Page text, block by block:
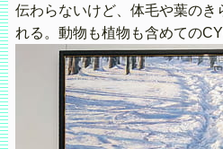
伝わらないけど、体毛や葉のき
れる。動物も植物も含めての